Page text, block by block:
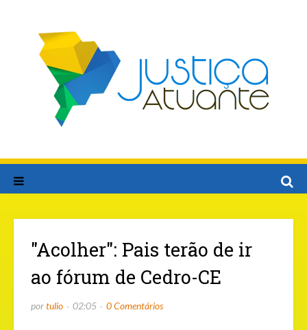
"Acolher": Pais terão de ir
ao fórum de Cedro-CE
portulio 02:05 0 Comentários